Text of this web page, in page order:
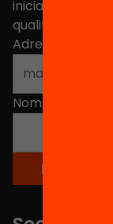
iniciatives,
qualitat de
Adreça
Nom